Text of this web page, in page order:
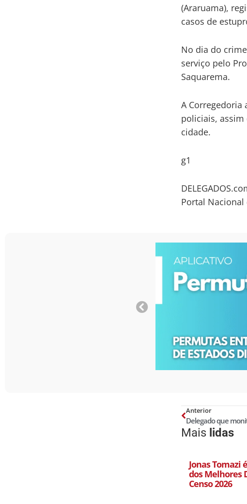
(Araruama),
casos de
No dia do
serviço pelo
Saquarema.
A Corregedoria
policiais,
cidade.
g1
Portal Nacional
Anterior
Mais lidas
Jonas Tomazi
dos Melhores
Censo 2026